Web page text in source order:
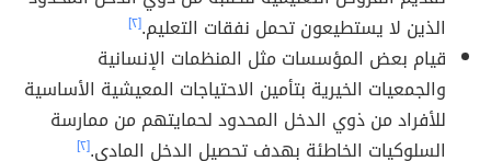
الذين لا يستطيعون تحمل نفقات التعليم.[٢]
قيام بعض المؤسسات مثل المنظمات الإنسانية
والجمعيات الخيرية بتأمين الاحتياجات المعيشية الأساسية
للأفراد من ذوي الدخل المحدود لحمايتهم من ممارسة
السلوكيات الخاطئة بهدف تحصيل الدخل المادي.[٢]